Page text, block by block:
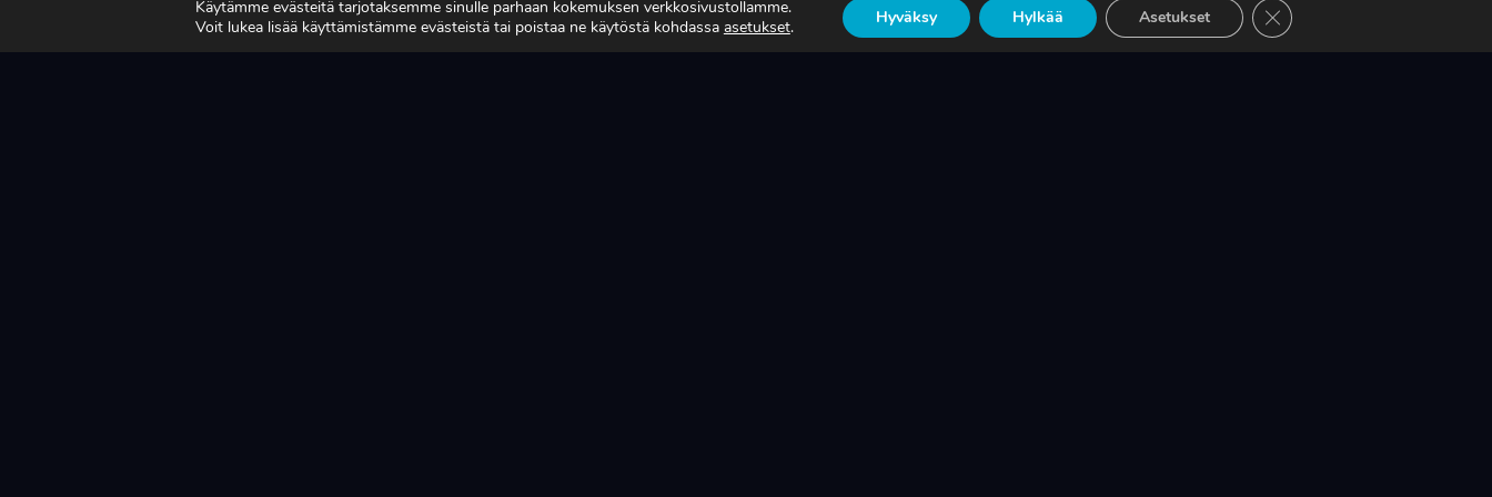
VAHVISTUVAT
TUOTANTONNE OIKEASTI
MAKSAA?
ON SUOMEN
TEOLLISUUDEN ELINEHTO
PUMPPUJEN YLEISIMMÄT
VARAOSAT NYT SUORAAN
Käytämme evästeitä tarjotaksemme sinulle parhaan kokemuksen verkkosivustollamme.
Voit lukea lisää käyttämistämme evästeistä tai poistaa ne käytöstä kohdassa asetukset. Hyväksy Hylkää Asetukset Sulje evästebanneri